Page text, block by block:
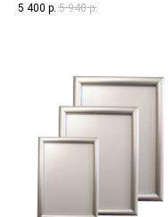
5 400 р. 5 940 р.